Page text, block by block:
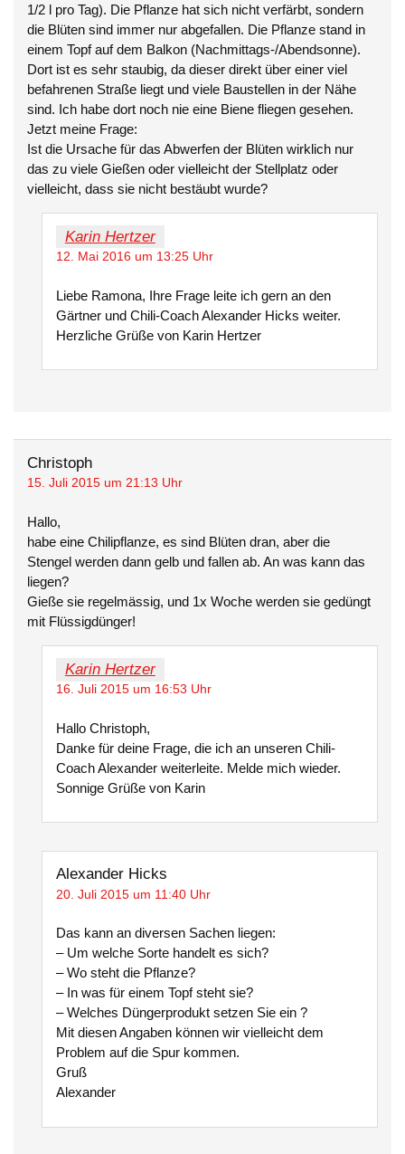
1/2 l pro Tag). Die Pflanze hat sich nicht verfärbt, sondern
die Blüten sind immer nur abgefallen. Die Pflanze stand in
einem Topf auf dem Balkon (Nachmittags-/Abendsonne).
Dort ist es sehr staubig, da dieser direkt über einer viel
befahrenen Straße liegt und viele Baustellen in der Nähe
sind. Ich habe dort noch nie eine Biene fliegen gesehen.
Jetzt meine Frage:
Ist die Ursache für das Abwerfen der Blüten wirklich nur
das zu viele Gießen oder vielleicht der Stellplatz oder
vielleicht, dass sie nicht bestäubt wurde?
Karin Hertzer
12. Mai 2016 um 13:25 Uhr
Liebe Ramona, Ihre Frage leite ich gern an den
Gärtner und Chili-Coach Alexander Hicks weiter.
Herzliche Grüße von Karin Hertzer
Christoph
15. Juli 2015 um 21:13 Uhr
Hallo,
habe eine Chilipflanze, es sind Blüten dran, aber die
Stengel werden dann gelb und fallen ab. An was kann das
liegen?
Gieße sie regelmässig, und 1x Woche werden sie gedüngt
mit Flüssigdünger!
Karin Hertzer
16. Juli 2015 um 16:53 Uhr
Hallo Christoph,
Danke für deine Frage, die ich an unseren Chili-
Coach Alexander weiterleite. Melde mich wieder.
Sonnige Grüße von Karin
Alexander Hicks
20. Juli 2015 um 11:40 Uhr
Das kann an diversen Sachen liegen:
– Um welche Sorte handelt es sich?
– Wo steht die Pflanze?
– In was für einem Topf steht sie?
– Welches Düngerprodukt setzen Sie ein ?
Mit diesen Angaben können wir vielleicht dem
Problem auf die Spur kommen.
Gruß
Alexander